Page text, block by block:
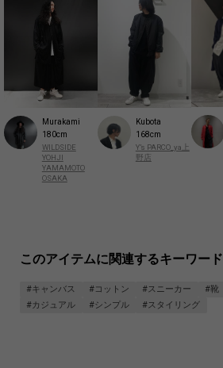
商品についてよくあるお問い合わせはこちら
Murakami
180cm
WILDSIDE
YOHJI
YAMAMOTO
OSAKA
Kubota
168cm
Y’s PARCO_ya上
野店
このアイテムに関連するキーワード
#キャンバス #コットン #スニーカー #靴
#カジュアル
#シンプル #スタイリング